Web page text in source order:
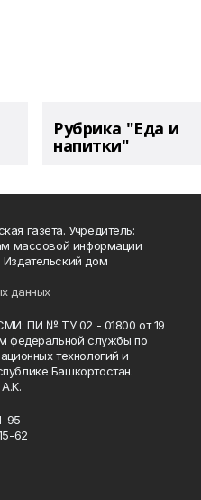
Рубрика "Еда и
напитки"
газета. Учредитель:
массовой информации
дом
данных
ПИ № ТУ 02 - 01800 от 19
федеральной службы по
технологий и
Башкортостан.
95
62